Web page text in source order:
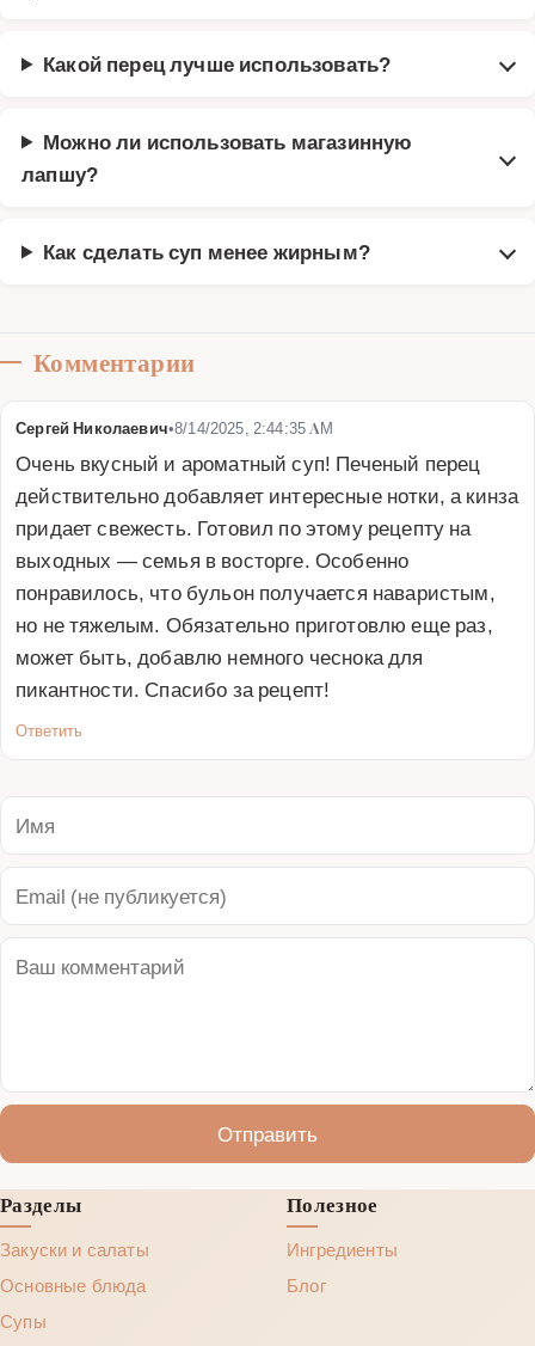
Какой перец лучше использовать?
Можно ли использовать магазинную
лапшу?
Как сделать суп менее жирным?
Комментарии
Сергей Николаевич•8/14/2025, 2:44:35 AM
Очень вкусный и ароматный суп! Печеный перец
действительно добавляет интересные нотки, а кинза
придает свежесть. Готовил по этому рецепту на
выходных — семья в восторге. Особенно
понравилось, что бульон получается наваристым,
но не тяжелым. Обязательно приготовлю еще раз,
может быть, добавлю немного чеснока для
пикантности. Спасибо за рецепт!
Ответить
Отправить
Разделы
Закуски и салаты
Основные блюда
Супы
Полезное
Ингредиенты
Блог